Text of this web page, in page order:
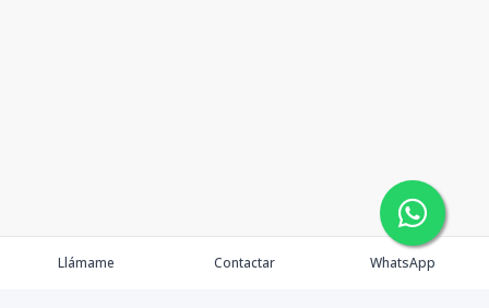
Llámame Contactar WhatsApp